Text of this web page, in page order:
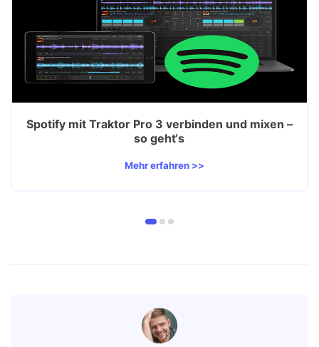
Spotify mit Traktor Pro 3 verbinden und mixen –
so geht‘s
Mehr erfahren >>